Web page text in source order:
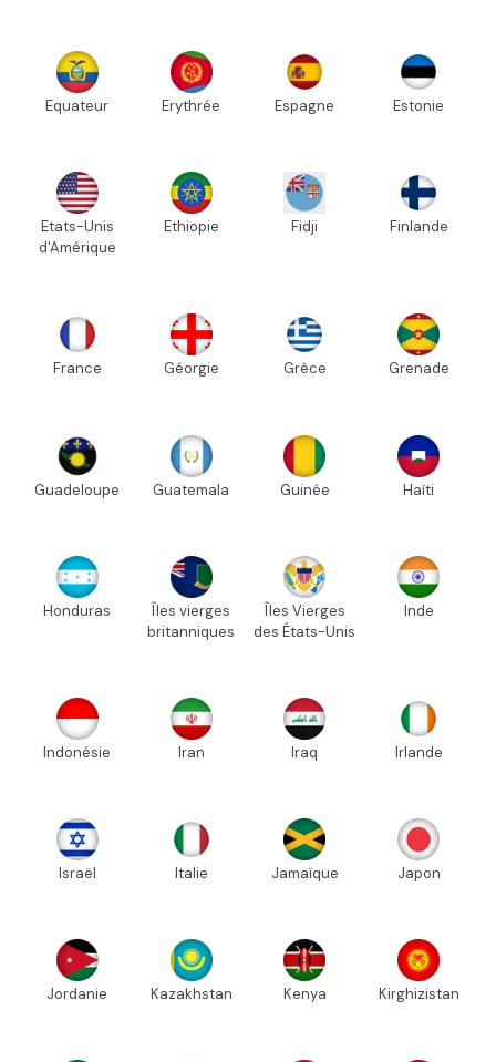
Equateur Erythrée Espagne Estonie
Etats-Unis
d'Amérique
Ethiopie Fidji Finlande
France Géorgie Grèce Grenade
Guadeloupe Guatemala Guinée Haïti
Honduras
Îles vierges
britanniques
Îles Vierges
des États-Unis
Inde
Indonésie Iran Iraq Irlande
Israël Italie Jamaïque Japon
Jordanie Kazakhstan Kenya Kirghizistan